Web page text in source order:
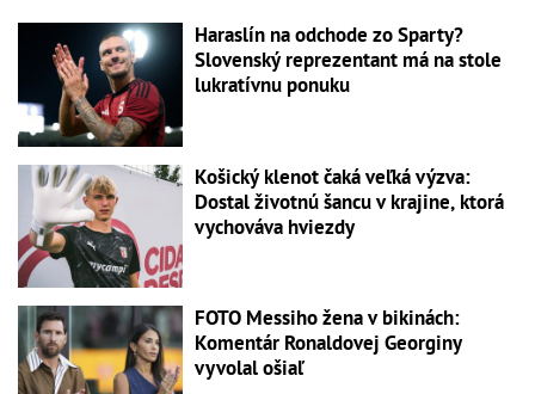
Haraslín na odchode zo Sparty?
Slovenský reprezentant má na stole
lukratívnu ponuku
Košický klenot čaká veľká výzva:
Dostal životnú šancu v krajine, ktorá
vychováva hviezdy
FOTO Messiho žena v bikinách:
Komentár Ronaldovej Georginy
vyvolal ošiaľ